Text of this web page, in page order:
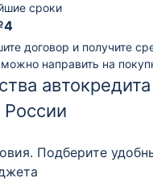
сроки
договор и получите
можно направить на
Подберите